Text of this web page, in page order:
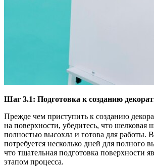
Шаг 3.1: Подготовка к созданию
Прежде чем приступить к созданию
на поверхности, убедитесь, что шелковая
полностью высохла и готова для работы.
потребуется несколько дней для полного
что тщательная подготовка поверхности
этапом процесса.